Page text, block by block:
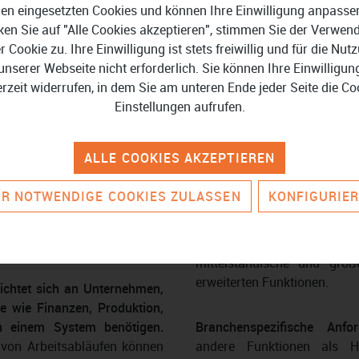
Ratgeber &
synchronisieren
sich an Unternehmen,
wie Finanzen, Produktion,
einem System benötigen.
Arbeitsabläufen können
:
schlanke,
mittelständische und
erweiterten Funktionen.
Branchenspezifische
andere Funktionen als
eingesetzten Cookies und können Ihre Einwilligung
Sie auf "Alle Cookies akzeptieren", stimmen Sie der
Cookie zu. Ihre Einwilligung ist stets freiwillig und für die
Webseite nicht erforderlich. Sie können Ihre
widerrufen, in dem Sie am unteren Ende jeder Seite die
Einstellungen aufrufen.
NOTWENDIGE COOKIES ZULASSEN
ALLE COOKIES AKZEPTIEREN